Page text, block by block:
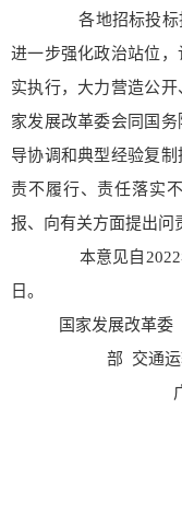
各地招标投标
进一步强化政治站位
实执行，大力营造公
家发展改革委会同国
导协调和典型经验复
责不履行、责任落实
报、向有关方面提出问
本意见自2022
日。
国家发展改革
部 交通